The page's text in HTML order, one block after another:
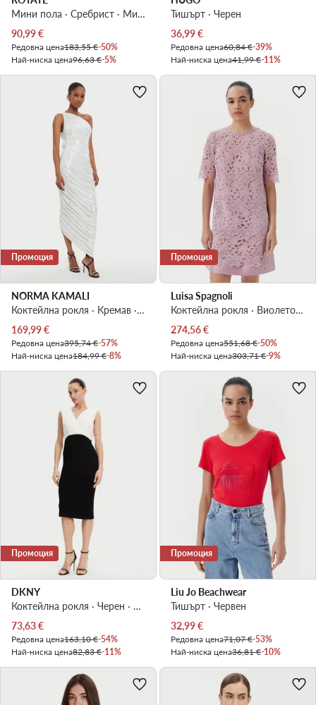
Мини пола · Сребрист · Мини
Актуална цена
90,99€
Редовна цена183,55 €-50%
Най-ниска цена96,63 €-5%
Тишърт · Черен
Актуална цена
36,99€
Редовна цена60,84 €-39%
Най-ниска цена41,99 €-11%
Промоция
NORMA KAMALI
Коктейлна рокля · Кремав · Миди, Асиметрична
Актуална цена
169,99€
Редовна цена395,74 €-57%
Най-ниска цена184,99 €-8%
Промоция
Luisa Spagnoli
Коктейлна рокля · Виолетов · Мини
Актуална цена
274,56€
Редовна цена551,68 €-50%
Най-ниска цена303,71 €-9%
Промоция
DKNY
Коктейлна рокля · Черен · Миди
Актуална цена
73,63€
Редовна цена163,10 €-54%
Най-ниска цена82,83 €-11%
Промоция
Liu Jo Beachwear
Тишърт · Червен
Актуална цена
32,99€
Редовна цена71,07 €-53%
Най-ниска цена36,81 €-10%